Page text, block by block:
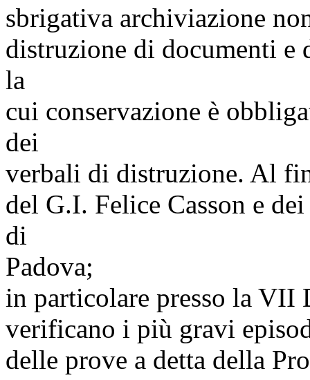
sbrigativa archiviazione
distruzione di documenti
la
cui conservazione è
dei
verbali di distruzione. Al
del G.I. Felice Casson e
di
Padova;
in particolare presso la VII
verificano i più gravi
delle prove a detta della